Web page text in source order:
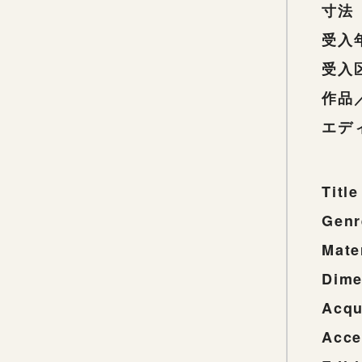
寸法
受入
受入
作品
エデ
Title